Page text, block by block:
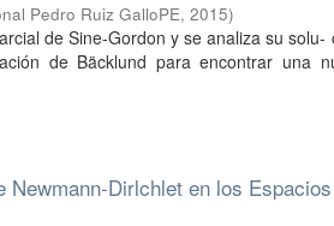
Pedro Ruiz GalloPE,2015)
de Sine-Gordon y se analiza su solu-
de Bäcklund para encontrar una
Newmann-Dirlchlet en los